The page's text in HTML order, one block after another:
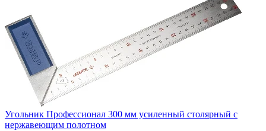
Угольник Профессионал 300 мм усиленный столярный с
нержавеющим полотном